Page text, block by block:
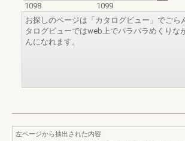
1098
1099
お探しのページは「カタログビュー」でごら
タログビューではweb上でパラパラめくりな
んになれます。
左ページから抽出された内容